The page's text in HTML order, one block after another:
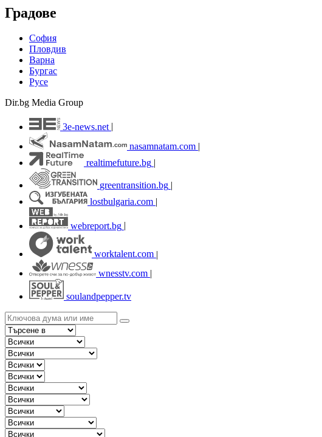
Градове
София
Пловдив
Варна
Бургас
Русе
Dir.bg Media Group
3e-news.net
nasamnatam.com |
realtimefuture.bg |
greentransition.bg |
lostbulgaria.com |
webreport.bg
worktalent.com |
wnesstv.com |
soulandpepper.tv